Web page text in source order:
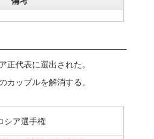
正代表に選出された。
カップルを解消する。
シア選手権